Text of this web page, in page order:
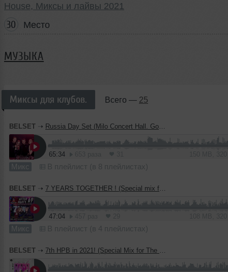
House, Миксы и лайвы 2021
30 Место
МУЗЫКА
Миксы для клубов. Всего — 25
BELSET ➝ Russia Day Set (Milo Concert Hall. Goom Gum. 12.06.2021)
65:34
Микс В плейлист (в 8 плейлистах)
BELSET ➝ 7 YEARS TOGETHER ! (Special mix for Balalaika bar 15.05.21)
47:04
Микс В плейлист (в 4 плейлистах)
BELSET ➝ 7th HPB in 2021! (Special Mix for The Top Club 15.05.21)